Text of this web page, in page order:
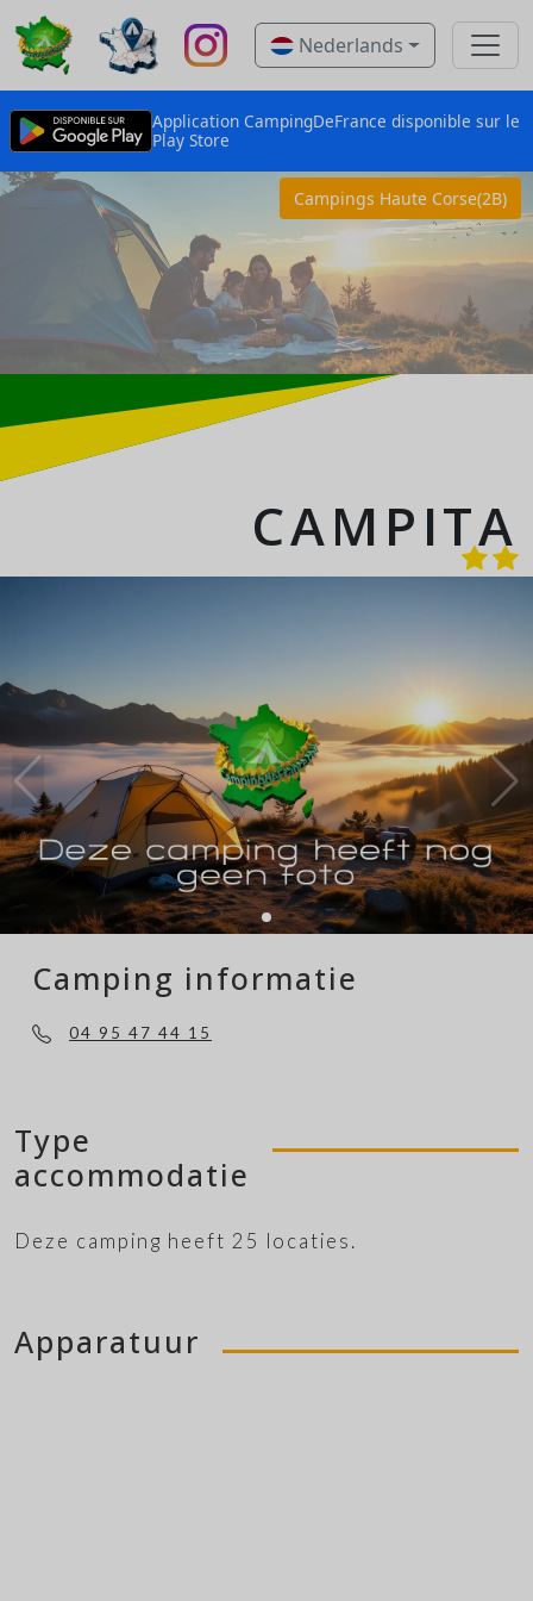
Nederlands
Application CampingDeFrance disponible sur le
Play Store
Campings Haute Corse(2B)
CAMPITA
Camping informatie
04 95 47 44 15
Type
accommodatie
Deze camping heeft 25 locaties.
Apparatuur